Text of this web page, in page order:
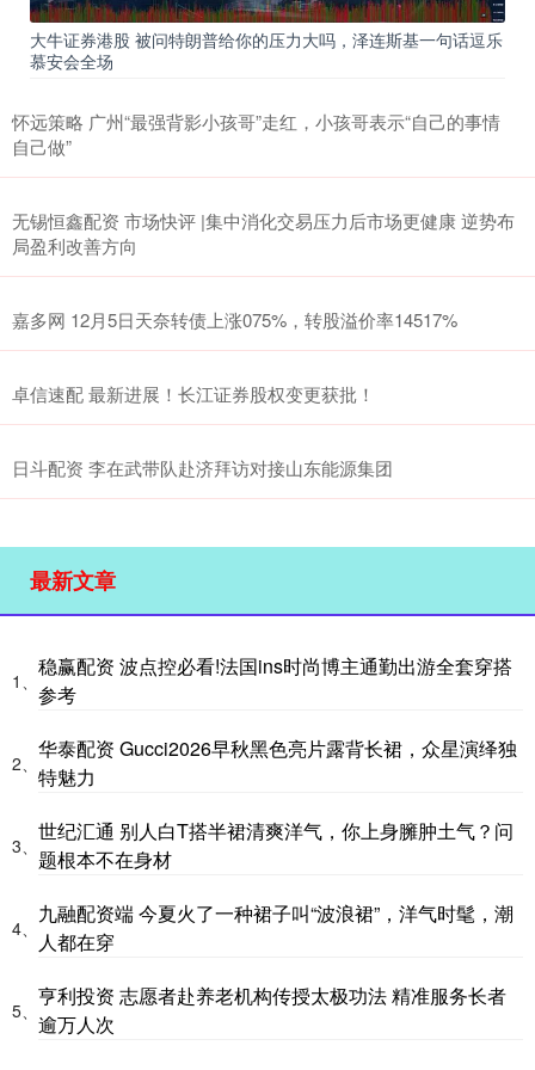
大牛证券港股 被问特朗普给你的压力大吗，泽连斯基一句话逗乐
慕安会全场
怀远策略 广州“最强背影小孩哥”走红，小孩哥表示“自己的事情
自己做”
无锡恒鑫配资 市场快评 |集中消化交易压力后市场更健康 逆势布
局盈利改善方向
嘉多网 12月5日天奈转债上涨075%，转股溢价率14517%
卓信速配 最新进展！长江证券股权变更获批！
日斗配资 李在武带队赴济拜访对接山东能源集团
最新文章
1、
稳赢配资 波点控必看!法国ins时尚博主通勤出游全套穿搭
参考
2、
华泰配资 Gucci2026早秋黑色亮片露背长裙，众星演绎独
特魅力
3、
世纪汇通 别人白T搭半裙清爽洋气，你上身臃肿土气？问
题根本不在身材
4、
九融配资端 今夏火了一种裙子叫“波浪裙”，洋气时髦，潮
人都在穿
5、
亨利投资 志愿者赴养老机构传授太极功法 精准服务长者
逾万人次